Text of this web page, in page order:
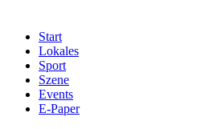
Start
Lokales
Sport
Szene
Events
E-Paper